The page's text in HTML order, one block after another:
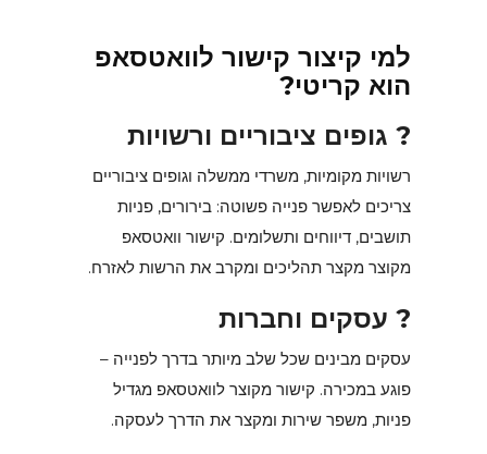
למי קיצור קישור לוואטסאפ
הוא קריטי?
? גופים ציבוריים ורשויות
רשויות מקומיות, משרדי ממשלה וגופים ציבוריים
צריכים לאפשר פנייה פשוטה: בירורים, פניות
תושבים, דיווחים ותשלומים. קישור וואטסאפ
מקוצר מקצר תהליכים ומקרב את הרשות לאזרח.
? עסקים וחברות
עסקים מבינים שכל שלב מיותר בדרך לפנייה –
פוגע במכירה. קישור מקוצר לוואטסאפ מגדיל
פניות, משפר שירות ומקצר את הדרך לעסקה.